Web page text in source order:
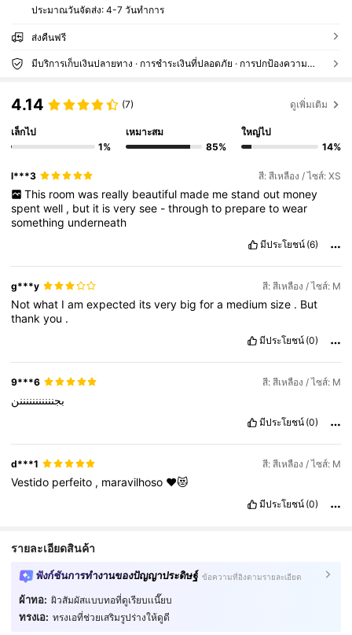
ประมาณวันจัดส่ง: 4-7 วันทำการ
ส่งคืนฟรี
มีบริการเก็บเงินปลายทาง · การชำระเงินที่ปลอดภัย · การปกป้องความเป็นส่วนตัว
4.14 (7) ดูเพิ่มเติม
เล็กไป
1%
เหมาะสม
85%
ใหญ่ไป
14%
l***3 สี: สีเหลือง / ไซส์: XS
This room was really beautiful made me stand out money
spentwell , but it isverysee -throughto preparetowear
something underneath
มีประโยชน์ (6)
g***y สี: สีเหลือง / ไซส์: M
Notwhat Iamexpected itsvery bigfora mediumsize . But
thankyou .
มีประโยชน์ (0)
9***6 สี: สีเหลือง / ไซส์: M
بجنننننننننننن
มีประโยชน์ (0)
d***1 สี: สีเหลือง / ไซส์: M
Vestido perfeito , maravilhoso ❤️😻
มีประโยชน์ (0)
รายละเอียดสินค้า
ฟังก์ชันการทำงานของปัญญาประดิษฐ์ ข้อความที่อิงตามรายละเอียด
ผ้าทอ: ผิวสัมผัสแบบทอที่ดูเรียบเเนี๊ยบ
ทรงเอ: ทรงเอที่ช่วยเสริมรูปร่างให้ดูดี
4.49 1.9K ผู้ติดตาม